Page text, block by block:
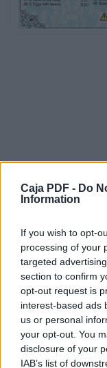
Caja PDF - Do
Information
If you wish to opt-
processing of your
targeted
section to confirm
opt-out request is
interest-based ads
us or personal
your opt-out. You
disclosure of your
IAB’s list of